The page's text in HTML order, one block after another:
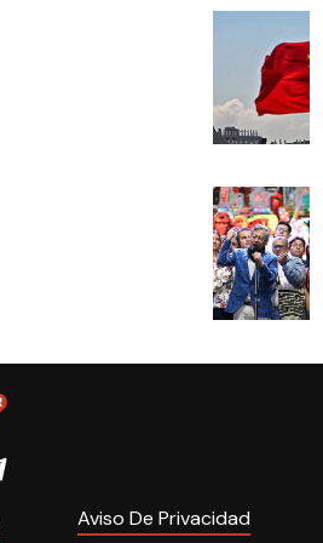
Aviso De Privacidad